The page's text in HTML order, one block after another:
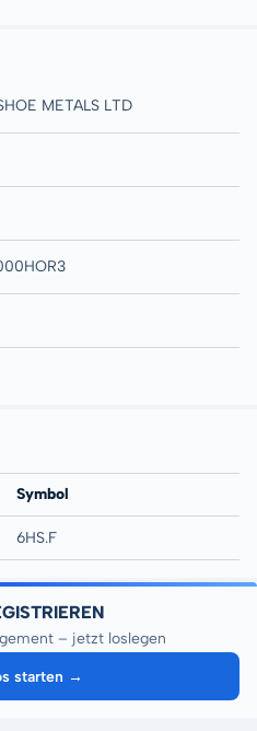
METALS LTD
Symbol
6HS.F
– jetzt loslegen
starten →